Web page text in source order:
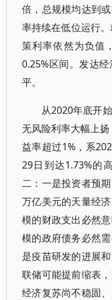
倍，总规模均达到
率持续在低位运行
策利率依然为负值
0.25%区间。发达
平。
从2020年底开
无风险利率大幅上
益率超过1%，系
29日到达1.73%的
二：一是投资者预
万亿美元的天量经
模的财政支出必然
模的政府债务必然
是疫苗研发的进展
联储可能提前缩表
经济复苏尚不稳固